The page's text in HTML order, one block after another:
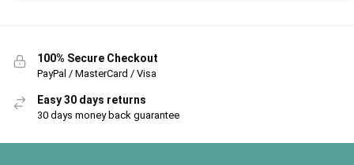
100% Secure Checkout
PayPal / MasterCard / Visa
Easy 30 days returns
30 days money back guarantee